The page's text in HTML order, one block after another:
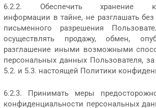
6.2.2. Обеспечить хранение
информации в тайне, не разглашать без
письменного разрешения
осуществлять продажу, обмен,
разглашение иными возможными
персональных данных Пользователя,
5.2. и 5.3. настоящей Политики
6.2.3. Принимать меры
конфиденциальности персональных